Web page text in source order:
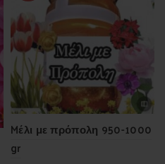
Mέλι με πρόπολη 950-1000
gr